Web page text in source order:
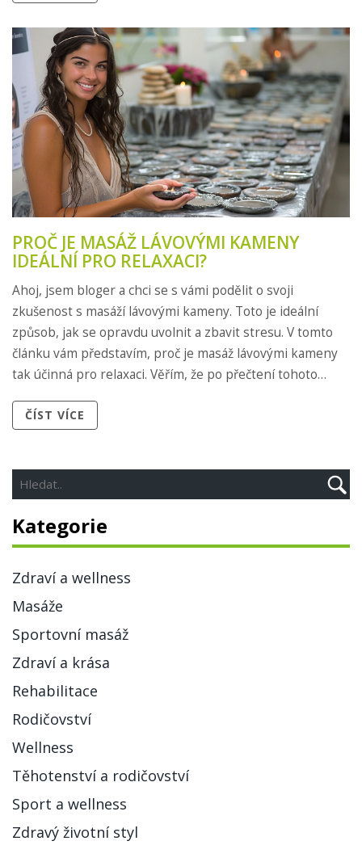
kameny přináší. Pojďme se společně podívat, proč by tato
masáž měla být součástí vašeho wellness rituálu.
PROČ JE MASÁŽ LÁVOVÝMI KAMENY
IDEÁLNÍ PRO RELAXACI?
Ahoj, jsem bloger a chci se s vámi podělit o svoji
zkušenost s masáží lávovými kameny. Toto je ideální
způsob, jak se opravdu uvolnit a zbavit stresu. V tomto
článku vám představím, proč je masáž lávovými kameny
tak účinná pro relaxaci. Věřím, že po přečtení tohoto
se ji i rozhodnete vyzkoušet.
ČÍST VÍCE
Kategorie
Zdraví a wellness
Masáže
Sportovní masáž
Zdraví a krása
Rehabilitace
Rodičovství
Wellness
Těhotenství a rodičovství
Sport a wellness
Zdravý životní styl